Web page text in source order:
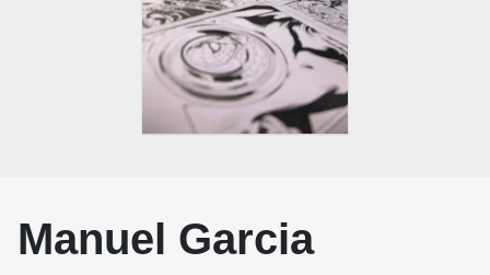
Manuel Garcia